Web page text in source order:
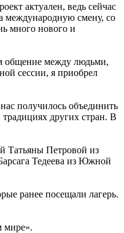
актуален, ведь сейчас
международную смену, со
много нового и
общение между людьми,
сессии, я приобрел
получилось объединить
других стран. В
Татьяны Петровой из
Тедеева из Южной
ранее посещали лагерь.
мире».